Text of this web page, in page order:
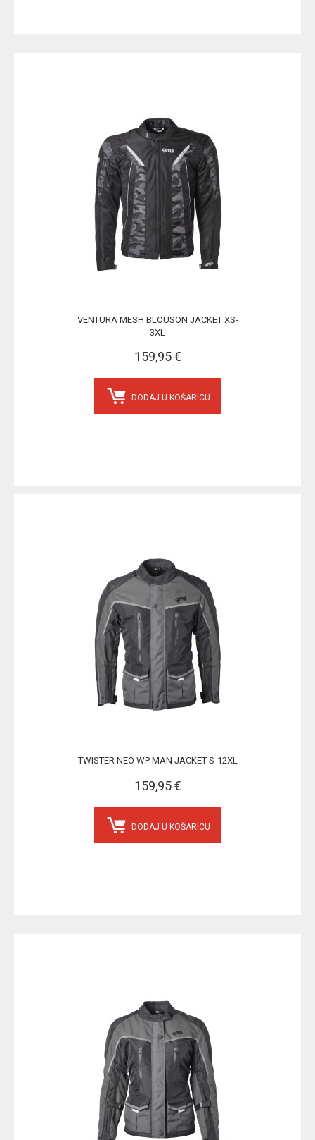
VENTURA MESH BLOUSON JACKET XS-
3XL
159,95 €
DODAJ U KOŠARICU
TWISTER NEO WP MAN JACKET S-12XL
159,95 €
DODAJ U KOŠARICU